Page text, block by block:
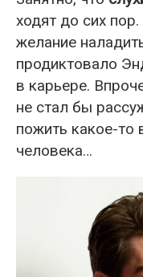
ходят до сих
желание
продиктовало
в карьере.
не стал бы
пожить какое-то
человека…